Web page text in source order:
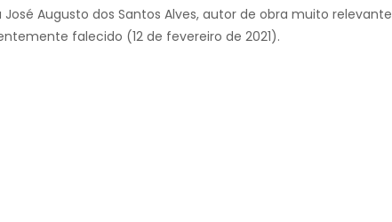
Augusto dos Santos Alves, autor de obra muito relevante
falecido (12 de fevereiro de 2021).